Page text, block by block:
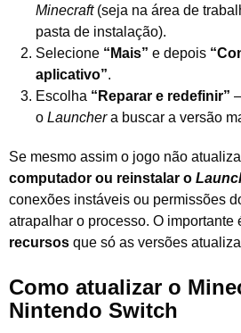
Minecraft(seja na área de
pasta de instalação).
Selecione “Mais” e depois
aplicativo”.
Escolha “Reparar e redefinir”
o Launchera buscar a versão
Se mesmo assim o jogo não
computador ou reinstalar o
conexões instáveis ou permissões
atrapalhar o processo. O importante
recursos que só as versões
Como atualizar o
Nintendo Switch